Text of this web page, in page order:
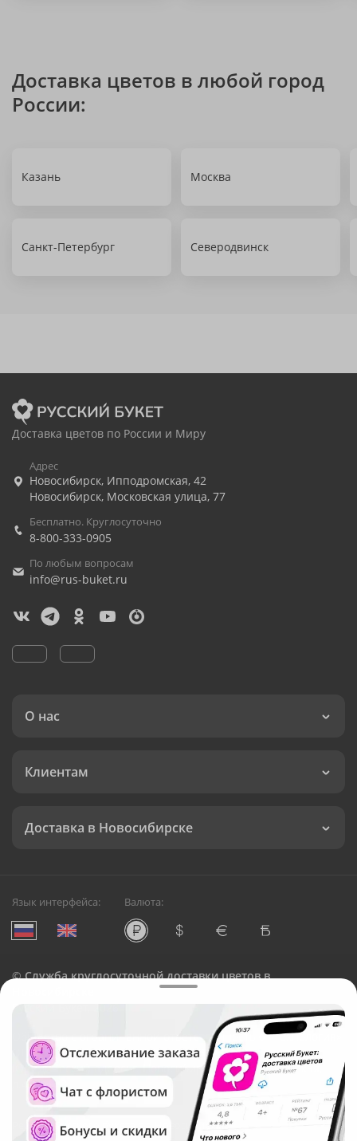
Доставка цветов в любой город
России:
Казань Москва
Санкт-Петербург Северодвинск
Доставка цветов по России и Миру
Адрес
Новосибирск, Ипподромская, 42
Новосибирск, Московская улица, 77
Бесплатно. Круглосуточно
8-800-333-0905
По любым вопросам
info@rus-buket.ru
О нас
Клиентам
Доставка в Новосибирске
Язык интерфейса: Валюта:
©Служба круглосуточной доставки цветов в
Русский Букет, 2026
Общество с ограниченной ответственностью «Технология»
ОГРН: 1195476081745, ИНН: 5410081997
Юридический адрес: г. Новосибирск, ул. Ипподромская,
д.42, оф. 3
Рейтинг Русского букета в г. Новосибирск